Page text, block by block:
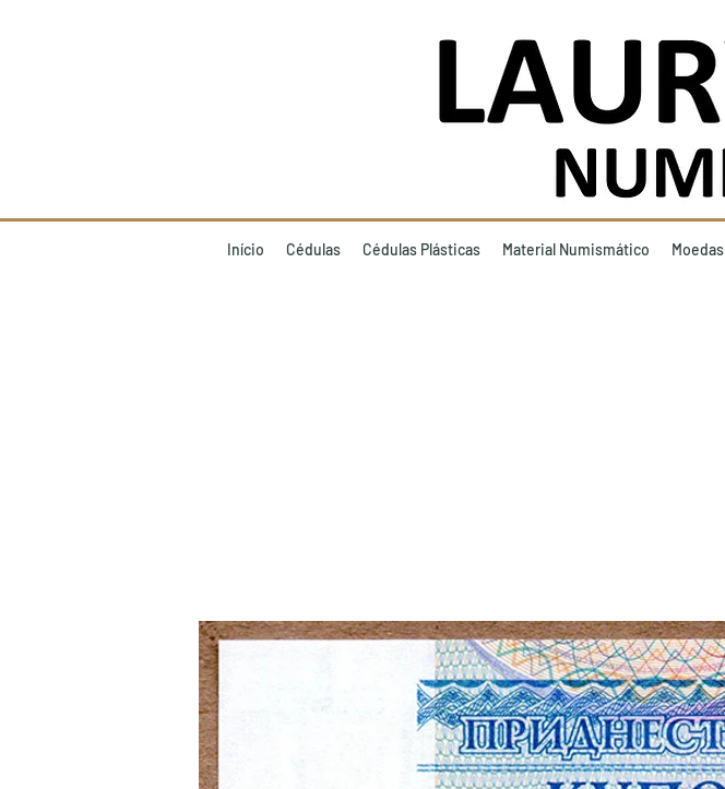
Início Cédulas Cédulas Plásticas Material Numismático Moedas